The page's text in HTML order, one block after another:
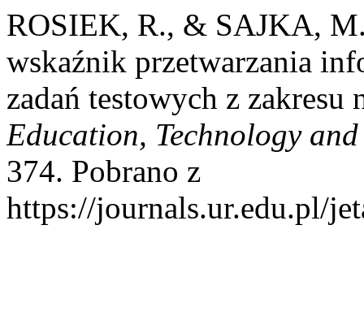
ROSIEK, R., & SAJKA,
wskaźnik przetwarzania
zadań testowych z zakresu
Education, Technology
374. Pobrano z
https://journals.ur.edu.pl/